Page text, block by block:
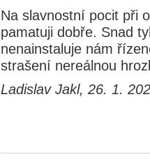
Na slavnostní pocit při
pamatuji dobře. Snad
nenainstaluje nám
strašení nereálnou
Ladislav Jakl, 26. 1.